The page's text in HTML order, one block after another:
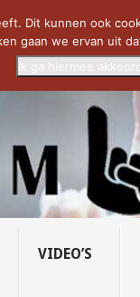
– U...
VIDEO’S
Dit kunnen ook
gaan we ervan uit
Ik ga hiermee